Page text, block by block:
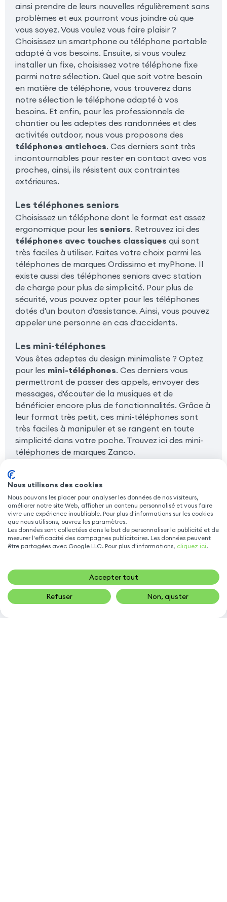
ainsi prendre de leurs nouvelles régulièrement sans
problèmes et eux pourront vous joindre où que
vous soyez. Vous voulez vous faire plaisir ?
Choisissez un smartphone ou téléphone portable
adapté à vos besoins. Ensuite, si vous voulez
installer un fixe, choisissez votre téléphone fixe
parmi notre sélection. Quel que soit votre besoin
en matière de téléphone, vous trouverez dans
notre sélection le téléphone adapté à vos
besoins. Et enfin, pour les professionnels de
chantier ou les adeptes des randonnées et des
activités outdoor, nous vous proposons des
téléphones antichocs. Ces derniers sont très
incontournables pour rester en contact avec vos
proches, ainsi, ils résistent aux contraintes
extérieures.
Les téléphones seniors
Choisissez un téléphone dont le format est assez
ergonomique pour les seniors. Retrouvez ici des
téléphones avec touches classiques qui sont
très faciles à utiliser. Faites votre choix parmi les
téléphones de marques Ordissimo et myPhone. Il
existe aussi des téléphones seniors avec station
de charge pour plus de simplicité. Pour plus de
sécurité, vous pouvez opter pour les téléphones
dotés d'un bouton d'assistance. Ainsi, vous pouvez
appeler une personne en cas d'accidents.
Les mini-téléphones
Vous êtes adeptes du design minimaliste ? Optez
pour les mini-téléphones. Ces derniers vous
permettront de passer des appels, envoyer des
messages, d'écouter de la musiques et de
bénéficier encore plus de fonctionnalités. Grâce à
leur format très petit, ces mini-téléphones sont
très faciles à manipuler et se rangent en toute
simplicité dans votre poche. Trouvez ici des mini-
téléphones de marques Zanco.
Les téléphones antichocs
Si vous avez besoin d'un smartphone, tout terrain
adapté à vos besoins, tournez-vous vers les
téléphones antichocs. Découvrez ici des
téléphones robustes de marques Hammer conçus
pour être utilisé dans des environnements
sensibles et extrêmes. La plupart de ces
prolongées, car ils sontcertifiés étanchesà un
indice de protection IP 69.
Nous utilisons des cookies
Nous pouvons les placer pour analyser les données de nos visiteurs,
améliorer notre site Web, afficher un contenu personnalisé et vous faire
vivre une expérience inoubliable. Pour plus d'informations sur les cookies
que nous utilisons, ouvrez les paramètres.
Les données sont collectées dans le but de personnaliser la publicité et de
mesurer l'efficacité des campagnes publicitaires. Les données peuvent
être partagées avec Google LLC. Pour plus d'informations, cliquez ici.
Accepter tout
Refuser Non, ajuster